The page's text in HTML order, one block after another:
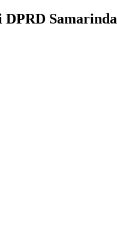
DPRD Samarinda